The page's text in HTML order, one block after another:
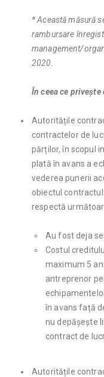
* Această măsură
rambursare
management/
2020.
În ceea ce
Autoritățile
contractelor de
părților, în scopul
plată în avans a
vederea punerii
obiectul
respectă
Au fost deja
Costul
maximum 5
antreprenor
în avans față
nu depășește
contract de
Autoritățile